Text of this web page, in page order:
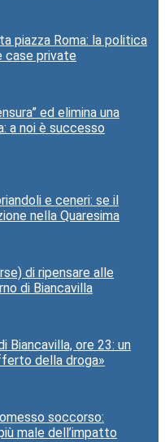
piazza Roma: la politica
case private
ed elimina una
a noi è successo
e ceneri: se il
nella Quaresima
di ripensare alle
di Biancavilla
Biancavilla, ore 23: un
della droga»
soccorso:
male dell’impatto